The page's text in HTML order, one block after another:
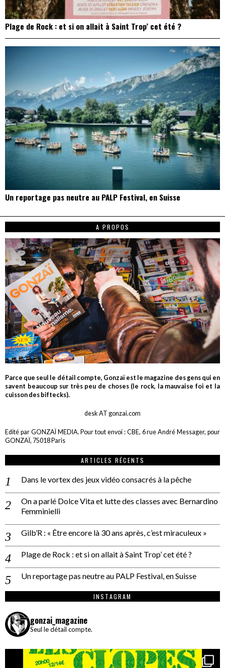
Plage de Rock : et si on allait à Saint Trop’ cet été ?
Un reportage pas neutre au PALP Festival, en Suisse
A PROPOS
Parce que seul le détail compte, Gonzaï est le magazine des gens qui en
savent beaucoup sur très peu de choses (le rock, la mauvaise foi et la
cuisson des biftecks).
desk AT gonzai.com
Edité par GONZAÏ MEDIA. Pour tout envoi : CBE, 6 rue André Messager, pour
GONZAÏ, 75018 Paris
ARTICLES RÉCENTS
Dans le vortex des jeux vidéo consacrés à la pêche
On a parlé Dolce Vita et lutte des classes avec Bernardino
Femminielli
Gilb’R : « Être encore là 30 ans après, c’est miraculeux »
Plage de Rock : et si on allait à Saint Trop’ cet été ?
Un reportage pas neutre au PALP Festival, en Suisse
INSTAGRAM
gonzai_magazine
Seul le détail compte.